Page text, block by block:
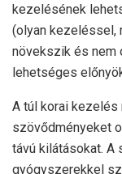
kezelésének
(olyan kezeléssel,
növekszik és nem
lehetséges
A túl korai
szövődményeket
távú kilátásokat. A
gyógyszerekkel